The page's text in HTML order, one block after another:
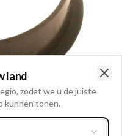
land
zodat we u de juiste
kunnen tonen.